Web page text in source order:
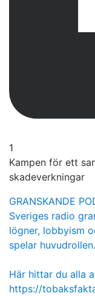
1
Kampen för ett
skadeverkningar
GRANSKANDE
Sveriges radio
lögner, lobbyism
spelar huvudrollen.
Här hittar du alla
https://